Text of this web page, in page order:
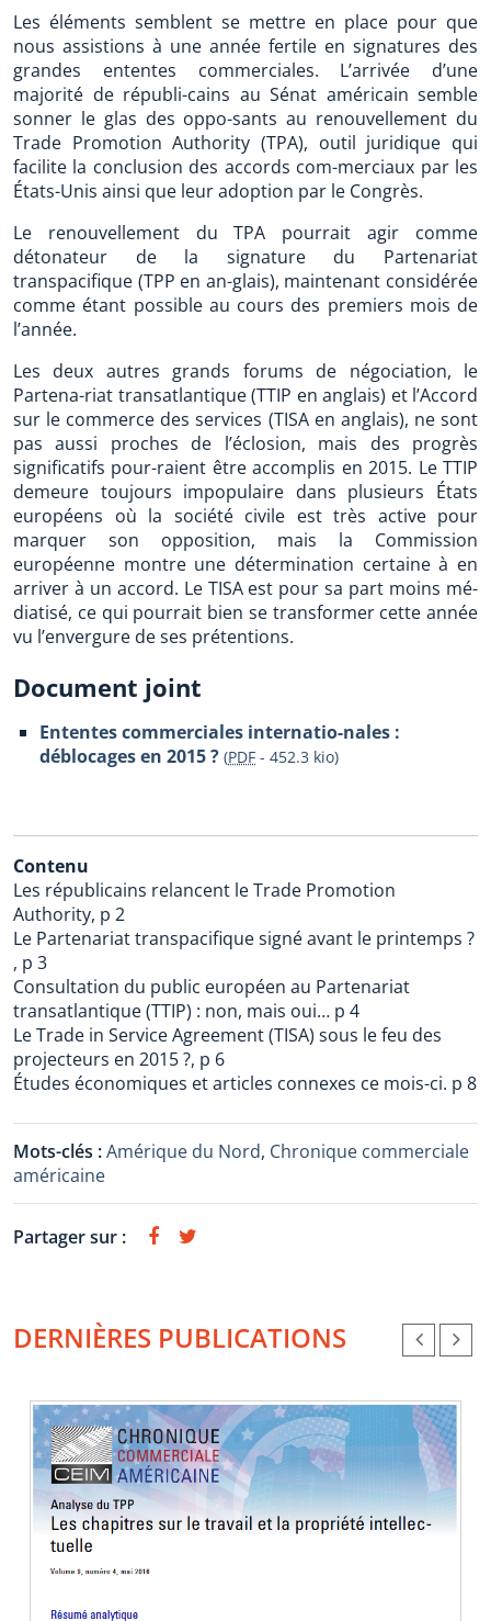
Les éléments semblent se mettre en place pour que
nous assistions à une année fertile en signatures des
grandes ententes commerciales. L’arrivée d’une
majorité de républi-cains au Sénat américain semble
sonner le glas des oppo-sants au renouvellement du
Trade Promotion Authority (TPA), outil juridique qui
facilite la conclusion des accords com-merciaux par les
États-Unis ainsi que leur adoption par le Congrès.
Le renouvellement du TPA pourrait agir comme
détonateur de la signature du Partenariat
transpacifique (TPP en an-glais), maintenant considérée
comme étant possible au cours des premiers mois de
l’année.
Les deux autres grands forums de négociation, le
Partena-riat transatlantique (TTIP en anglais) et l’Accord
sur le commerce des services (TISA en anglais), ne sont
pas aussi proches de l’éclosion, mais des progrès
significatifs pour-raient être accomplis en 2015. Le TTIP
demeure toujours impopulaire dans plusieurs États
européens où la société civile est très active pour
marquer son opposition, mais la Commission
européenne montre une détermination certaine à en
arriver à un accord. Le TISA est pour sa part moins mé-
diatisé, ce qui pourrait bien se transformer cette année
vu l’envergure de ses prétentions.
Document joint
Ententes commerciales internatio-nales :
déblocages en 2015 ? (PDF - 452.3 kio)
Contenu
Les républicains relancent le Trade Promotion
Authority, p 2
Le Partenariat transpacifique signé avant le printemps ?
, p 3
Consultation du public européen au Partenariat
transatlantique (TTIP) : non, mais oui… p 4
Le Trade in Service Agreement (TISA) sous le feu des
projecteurs en 2015 ?, p 6
Études économiques et articles connexes ce mois-ci. p 8
Mots-clés :Amérique du Nord, Chronique commerciale
américaine
Partager sur :
DERNIÈRES PUBLICATIONS